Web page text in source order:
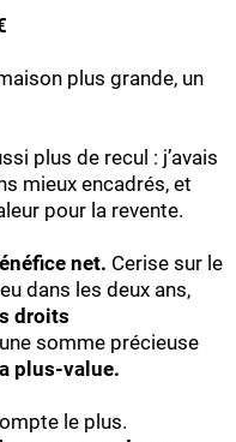
plus grande, un
plus de recul : j’avais
mieux encadrés, et
pour la revente.
net. Cerise sur le
dans les deux ans,
droits
une somme précieuse
plus-value.
le plus.